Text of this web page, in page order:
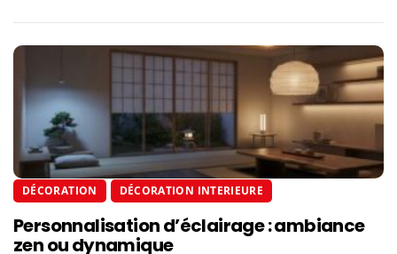
DÉCORATION DÉCORATION INTERIEURE
Personnalisation d’éclairage : ambiance
zen ou dynamique